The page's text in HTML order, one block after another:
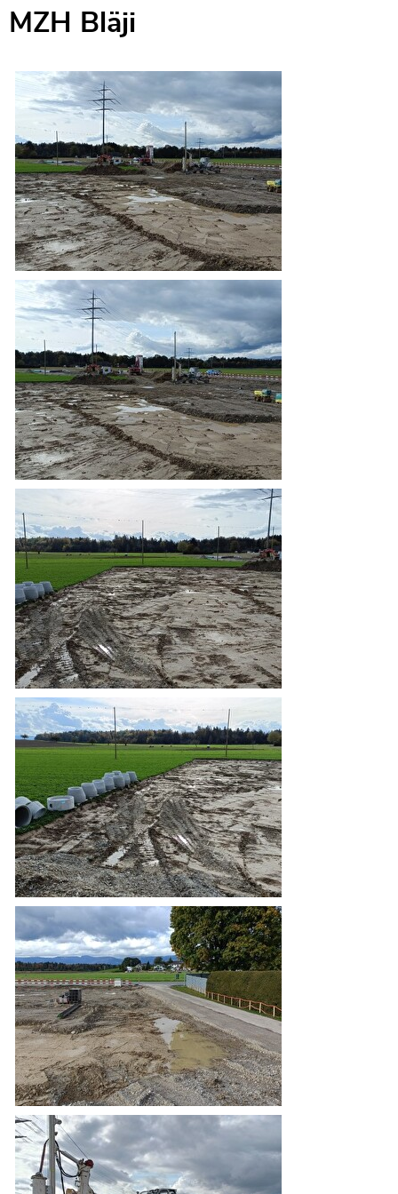
MZH Bläji